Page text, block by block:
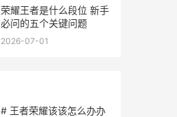
荣耀王者是什么段位 新手
必问的五个关键问题
2026-07-01
# 王者荣耀该该怎么办办